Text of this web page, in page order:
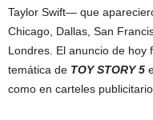
Taylor Swift— que
Chicago, Dallas, San
Londres. El anuncio de hoy
temática de TOY STORY 5
como en carteles